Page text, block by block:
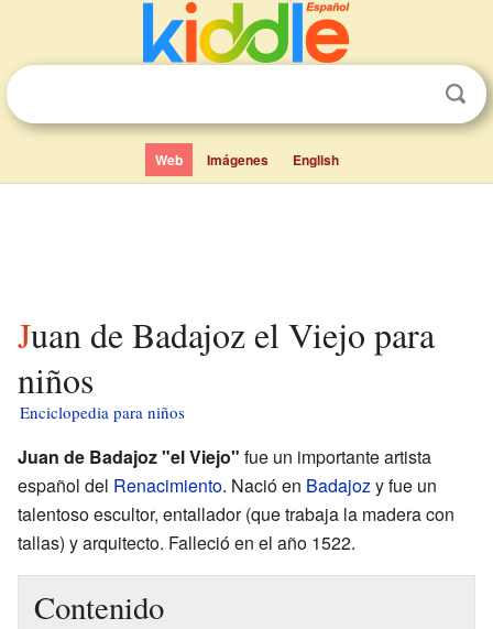
Web Imágenes English
Juan de Badajoz el Viejo para
niños
Enciclopedia para niños
Juan de Badajoz "el Viejo" fue un importante artista
español del Renacimiento. Nació en Badajozy fue un
talentoso escultor, entallador (que trabaja la madera con
tallas) y arquitecto. Falleció en el año 1522.
Contenido